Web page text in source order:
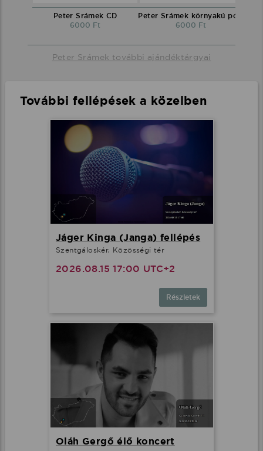
Peter Srámek CD
6000 Ft
6000 Ft
Peter Srámek további ajándéktárgyai
További fellépések a közelben
Jáger Kinga (Janga) fellépés
Szentgáloskér, Közösségi tér
2026.08.15 17:00 UTC+2
Részletek
Oláh Gergő élő koncert